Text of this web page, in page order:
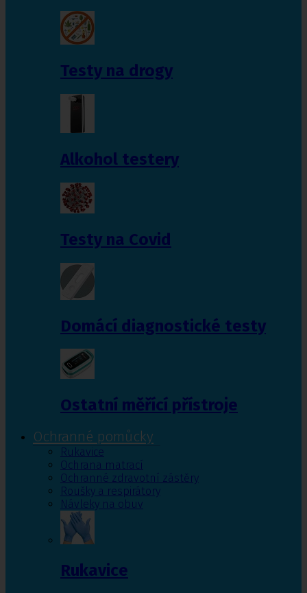
Testy na drogy
Alkohol testery
Testy na Covid
Domácí diagnostické testy
Ostatní měřící přístroje
Ochranné pomůcky
Rukavice
Ochrana matrací
Ochranné zdravotní zástěry
Roušky a respirátory
Návleky na obuv
Rukavice